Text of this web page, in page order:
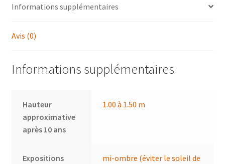
Informations supplémentaires
Avis (0)
Informations supplémentaires
Hauteur
approximative
après 10 ans
1.00 à 1.50 m
Expositions
mi-ombre (éviter le soleil de